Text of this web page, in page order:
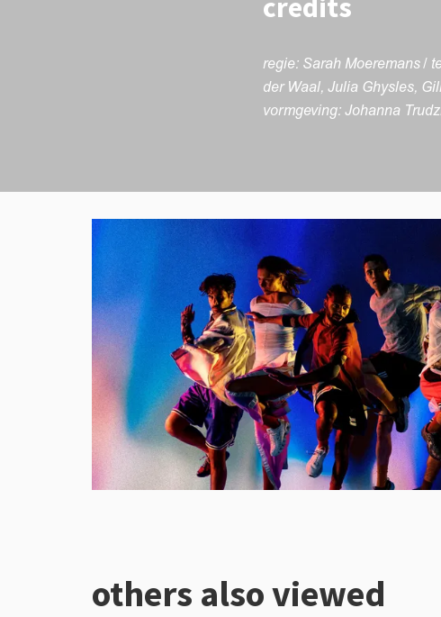
credits
regie: Sarah Moeremans /
der Waal, Julia Ghysles,
vormgeving: Johanna
others also viewed